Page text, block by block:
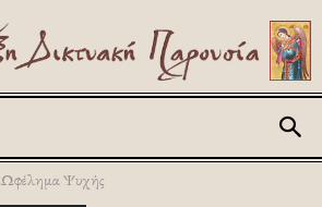
Ωφέλημα Ψυχής